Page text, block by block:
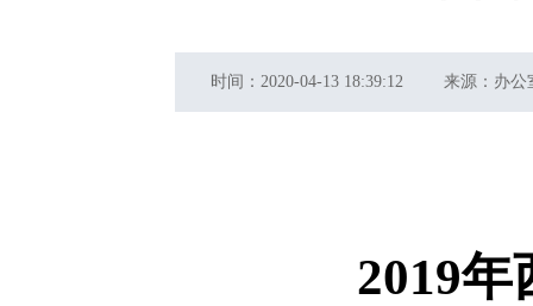
时间： 2020-04-13 18:39:12 来源： 办公
2019